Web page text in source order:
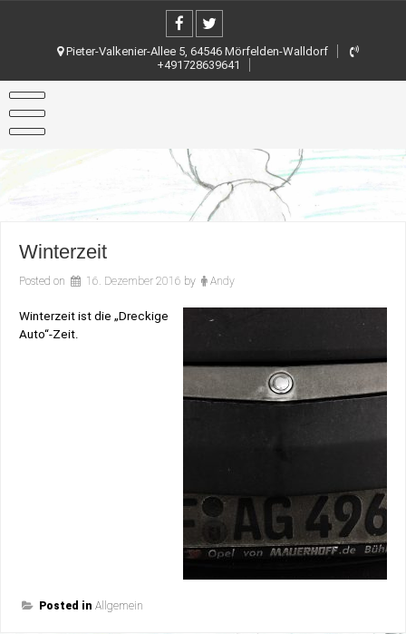
Pieter-Valkenier-Allee 5, 64546 Mörfelden-Walldorf
+491728639641
Winterzeit
Posted on 16. Dezember 2016 by Andy
Winterzeit ist die „Dreckige
Auto“-Zeit.
Posted in Allgemein